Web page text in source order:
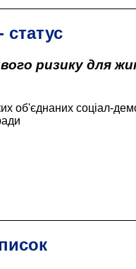
статус
ризику для
об'єднаних соціал-